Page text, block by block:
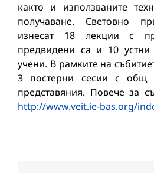
както и използваните
получаване. Световно
изнесат 18 лекции с
предвидени са и 10
учени. В рамките на
3 постерни сесии с общ
представяния. Повече за
http://www.veit.ie-bas.org/